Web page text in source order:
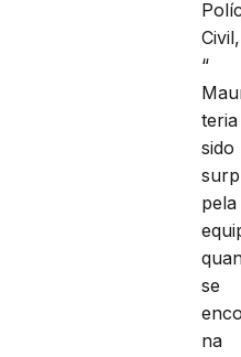
Civil,
“
teria
sido
pela
se
na